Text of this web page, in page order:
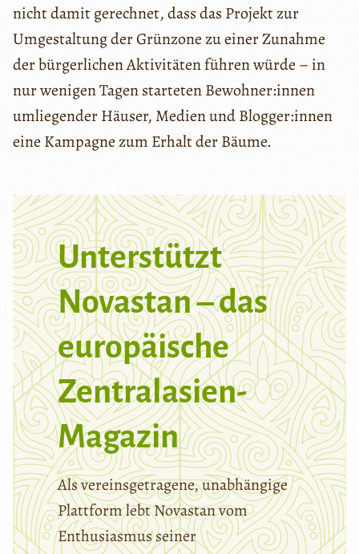
nicht damit gerechnet, dass das Projekt zur
Umgestaltung der Grünzone zu einer Zunahme
der bürgerlichen Aktivitäten führen würde – in
nur wenigen Tagen starteten Bewohner:innen
umliegender Häuser, Medien und Blogger:innen
eine Kampagne zum Erhalt der Bäume.
Unterstützt
Novastan – das
europäische
Zentralasien-
Magazin
Als vereinsgetragene, unabhängige
Plattform lebt Novastan vom
Enthusiasmus seiner